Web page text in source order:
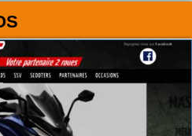
Trouver un garage Moto !
MOTO & SCOOTER